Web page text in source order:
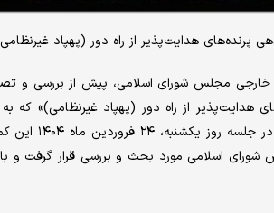
پرنده‌های هدایت‌پذیر از راه دور (پهپاد
مجلس شورای اسلامی، پیش از بررسی و
از راه دور (پهپاد غیرنظامی)» که
خارجی مجلس به عنوان
اسلامی مورد بحث و بررسی قرار گرفت و با